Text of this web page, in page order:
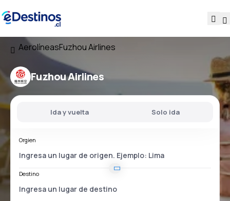
AerolíneasFuzhou Airlines
Fuzhou Airlines
Ida y vuelta Solo ida
Orgien
Destino